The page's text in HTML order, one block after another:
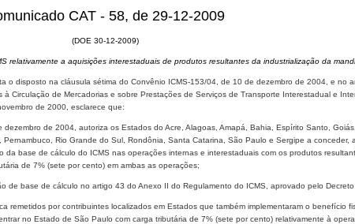
CAT - 58, de 29-12-2009
(DOE 30-12-2009)
relativamente a aquisições interestaduais de produtos resultantes da industrialização da
o disposto na cláusula sétima do Convênio ICMS-153/04, de 10 de dezembro de 2004, e no
Circulação de Mercadorias e sobre Prestações de Serviços de Transporte Interestadual e
de 2000, esclarece que:
de 2004, autoriza os Estados do Acre, Alagoas, Amapá, Bahia, Espírito Santo,
Rio Grande do Sul, Rondônia, Santa Catarina, São Paulo e Sergipe a conceder,
da base de cálculo do ICMS nas operações internas e interestaduais com os produtos
de 7% (sete por cento) em ambas as operações;
de base de cálculo no artigo 43 do Anexo II do Regulamento do ICMS, aprovado pelo
remetidos por contribuintes localizados em Estados que também implementaram o benefício
no Estado de São Paulo com carga tributária de 7% (sete por cento) relativamente à